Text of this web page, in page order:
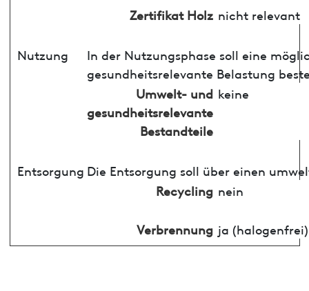
Zertifikat Holz nicht relevant
Nutzung
In der Nutzungsphase soll eine
gesundheitsrelevante Belastung
Umwelt- und
gesundheitsrelevante
Bestandteile
keine
Entsorgung Die Entsorgung soll über einen
Recycling nein
Verbrennung ja (halogenfrei)